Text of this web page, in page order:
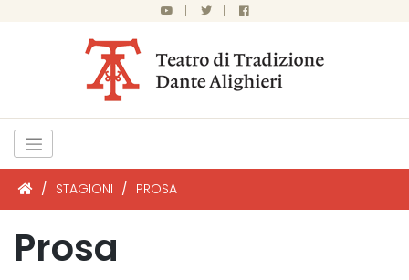
| |
/ STAGIONI / PROSA
Prosa